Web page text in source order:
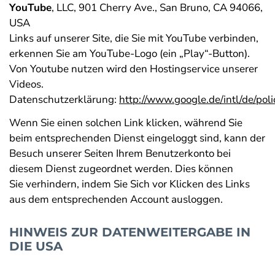
YouTube, LLC, 901 Cherry Ave., San Bruno, CA 94066,
USA
Links auf unserer Site, die Sie mit YouTube verbinden,
erkennen Sie am YouTube-Logo (ein „Play“-Button).
Von Youtube nutzen wird den Hostingservice unserer
Videos.
Datenschutzerklärung: http://www.google.de/intl/de/
Wenn Sie einen solchen Link klicken, während Sie
beim entsprechenden Dienst eingeloggt sind, kann der
Besuch unserer Seiten Ihrem Benutzerkonto bei
diesem Dienst zugeordnet werden. Dies können
Sie verhindern, indem Sie Sich vor Klicken des Links
aus dem entsprechenden Account ausloggen.
HINWEIS ZUR DATENWEITERGABE IN
DIE USA